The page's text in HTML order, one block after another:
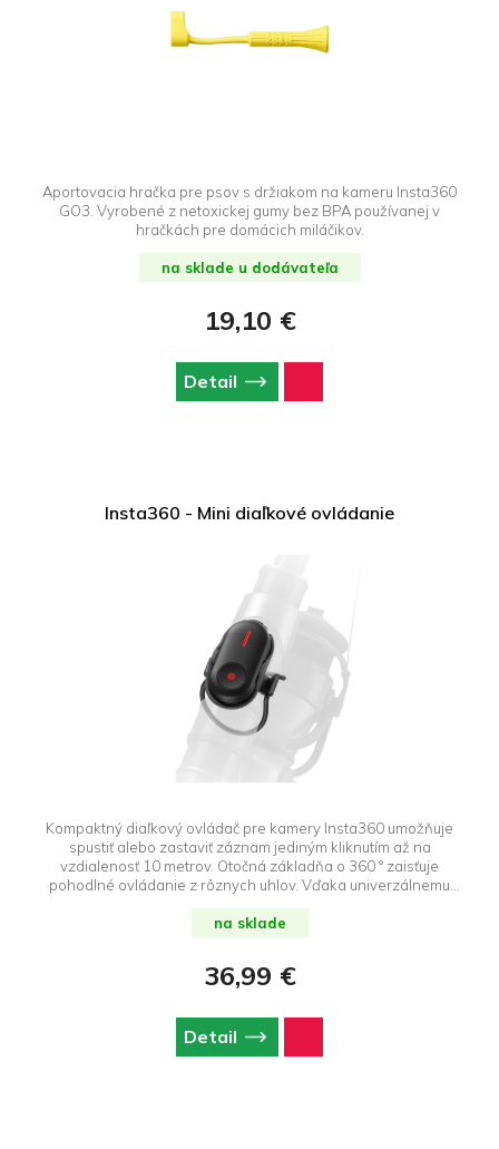
Aportovacia hračka pre psov s držiakom na kameru Insta360
GO3. Vyrobené z netoxickej gumy bez BPA používanej v
hračkách pre domácich miláčikov.
na sklade u dodávateľa
19,10 €
Detail
Insta360 - Mini diaľkové ovládanie
Kompaktný diaľkový ovládač pre kamery Insta360 umožňuje
spustiť alebo zastaviť záznam jediným kliknutím až na
vzdialenosť 10 metrov. Otočná základňa o 360 ° zaisťuje
pohodlné ovládanie z rôznych uhlov. Vďaka univerzálnemu
skladacou selfie tyčou Insta360 (1/4" závit). Kompatibilný s
kamerami Insta360 X5, X4, Insta360 Ace Pro 2 a Insta360 GO
na sklade
36,99 €
Detail